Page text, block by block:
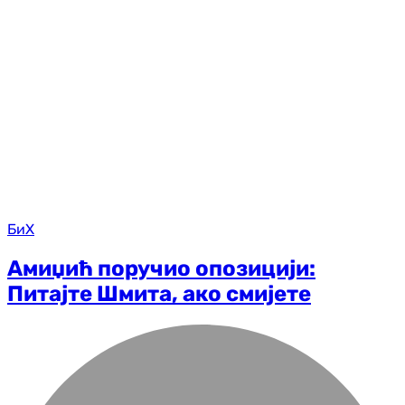
БиХ
Амиџић поручио опозицији:
Питајте Шмита, ако смијете